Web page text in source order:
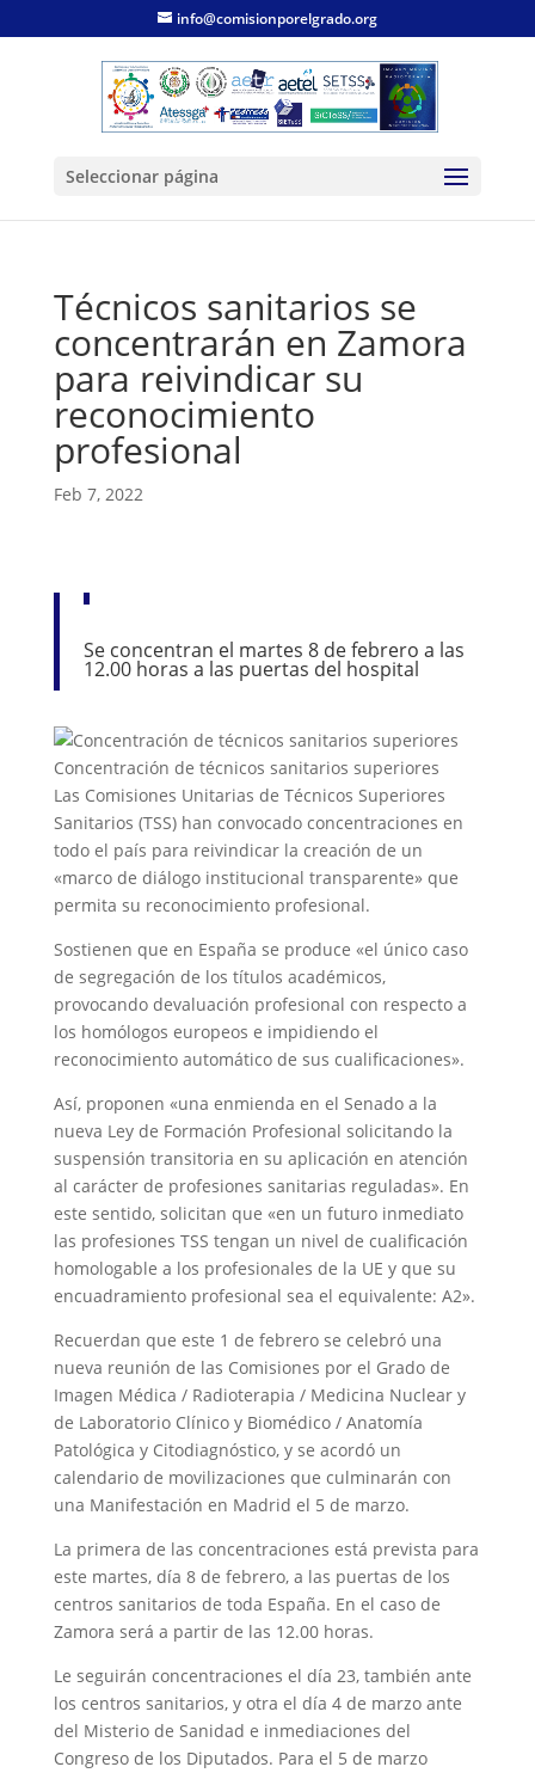
info@comisionporelgrado.org
Seleccionar página
Técnicos sanitarios se
concentrarán en Zamora
para reivindicar su
reconocimiento
profesional
Feb 7, 2022
Se concentran el martes 8 de febrero a las
12.00 horas a las puertas del hospital
Concentración de técnicos sanitarios superiores
Las Comisiones Unitarias de Técnicos Superiores
Sanitarios (TSS) han convocado concentraciones en
todo el país para reivindicar la creación de un
«marco de diálogo institucional transparente» que
permita su reconocimiento profesional.
Sostienen que en España se produce «el único caso
de segregación de los títulos académicos,
provocando devaluación profesional con respecto a
los homólogos europeos e impidiendo el
reconocimiento automático de sus cualificaciones».
Así, proponen «una enmienda en el Senado a la
nueva Ley de Formación Profesional solicitando la
suspensión transitoria en su aplicación en atención
al carácter de profesiones sanitarias reguladas». En
este sentido, solicitan que «en un futuro inmediato
las profesiones TSS tengan un nivel de cualificación
homologable a los profesionales de la UE y que su
encuadramiento profesional sea el equivalente: A2».
Recuerdan que este 1 de febrero se celebró una
nueva reunión de las Comisiones por el Grado de
Imagen Médica / Radioterapia / Medicina Nuclear y
de Laboratorio Clínico y Biomédico / Anatomía
Patológica y Citodiagnóstico, y se acordó un
calendario de movilizaciones que culminarán con
una Manifestación en Madrid el 5 de marzo.
La primera de las concentraciones está prevista para
este martes, día 8 de febrero, a las puertas de los
centros sanitarios de toda España. En el caso de
Zamora será a partir de las 12.00 horas.
Le seguirán concentraciones el día 23, también ante
los centros sanitarios, y otra el día 4 de marzo ante
del Misterio de Sanidad e inmediaciones del
Congreso de los Diputados. Para el 5 de marzo